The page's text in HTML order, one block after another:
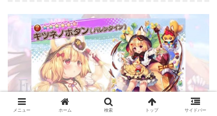
メニュー ホーム 検索 トップ サイドバー